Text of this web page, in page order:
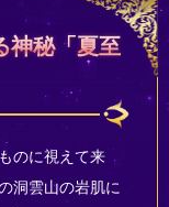
神秘「夏至
のに視えて来
洞雲山の岩肌に